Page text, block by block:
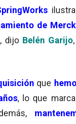
de Merck
dijo Belén Garijo
que
, lo que marca